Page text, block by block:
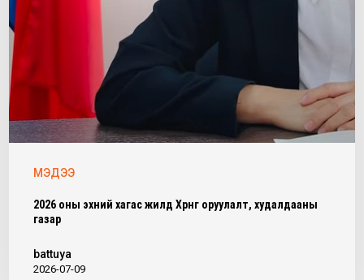
МЭДЭЭ
2026 оны эхний хагас жилд Хөрөнгө оруулалт, худалдааны
газар
battuya
2026-07-09